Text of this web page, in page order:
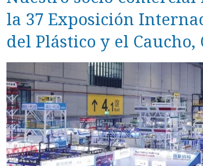
la 37 Exposición
del Plástico y el Caucho,